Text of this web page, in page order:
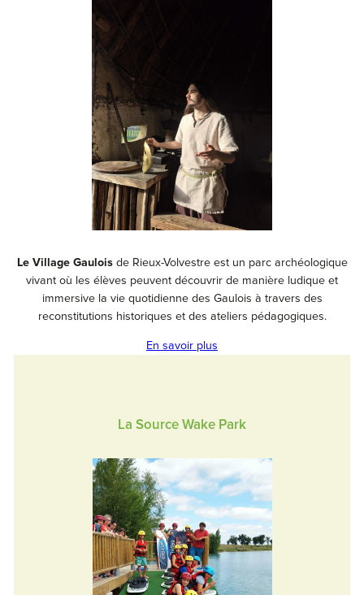
Le Village Gauloisde Rieux-Volvestre est un parc archéologique
vivant où les élèves peuvent découvrir de manière ludique et
immersive la vie quotidienne des Gaulois à travers des
reconstitutions historiques et des ateliers pédagogiques.
En savoir plus
La Source Wake Park